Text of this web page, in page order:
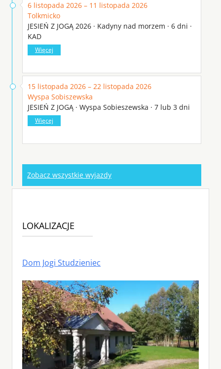
6 listopada 2026 – 11 listopada 2026
Tolkmicko
JESIEŃ Z JOGĄ 2026 · Kadyny nad morzem · 6 dni ·
KAD
Więcej
15 listopada 2026 – 22 listopada 2026
Wyspa Sobiszewska
JESIEŃ Z JOGĄ · Wyspa Sobieszewska · 7 lub 3 dni
Więcej
Zobacz wszystkie wyjazdy
LOKALIZACJE
Dom Jogi Studzieniec